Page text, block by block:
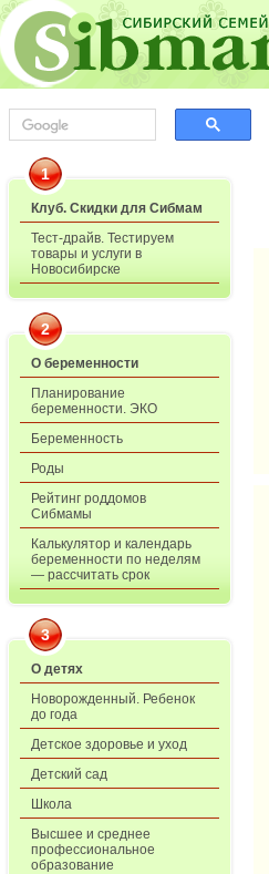
1
Клуб. Скидки для Сибмам
Тест-драйв. Тестируем
товары и услуги в
Новосибирске
2
О беременности
Планирование
беременности. ЭКО
Беременность
Роды
Рейтинг роддомов
Сибмамы
Калькулятор и календарь
беременности по неделям
— рассчитать срок
3
О детях
Новорожденный. Ребенок
до года
Детское здоровье и уход
Детский сад
Школа
Высшее и среднее
профессиональное
образование